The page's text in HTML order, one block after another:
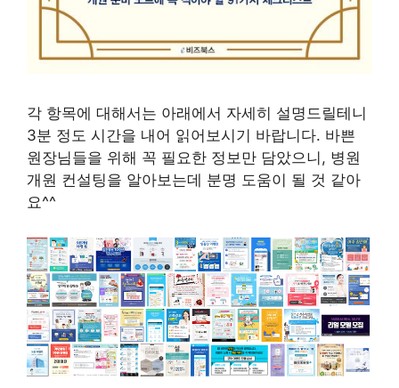
각 항목에 대해서는 아래에서 자세히 설명드릴테니
3분 정도 시간을 내어 읽어보시기 바랍니다. 바쁜
원장님들을 위해 꼭 필요한 정보만 담았으니, 병원
개원 컨설팅을 알아보는데 분명 도움이 될 것 같아
요^^